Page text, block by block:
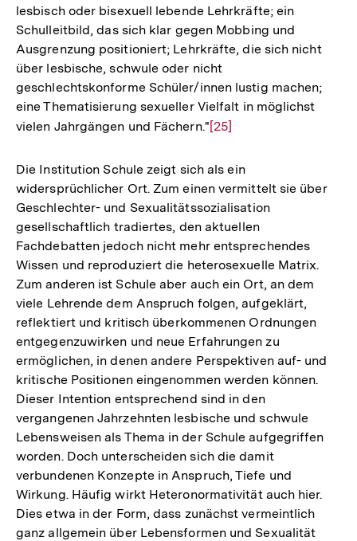
lesbisch oder bisexuell lebende Lehrkräfte; ein
Schulleitbild, das sich klar gegen Mobbing und
Ausgrenzung positioniert; Lehrkräfte, die sich nicht
über lesbische, schwule oder nicht
geschlechtskonforme Schüler/innen lustig machen;
eine Thematisierung sexueller Vielfalt in möglichst
vielen Jahrgängen und Fächern."Zur
der
Fußnote
[25]
Die Institution Schule zeigt sich als ein
widersprüchlicher Ort. Zum einen vermittelt sie über
Geschlechter- und Sexualitätssozialisation
gesellschaftlich tradiertes, den aktuellen
Fachdebatten jedoch nicht mehr entsprechendes
Wissen und reproduziert die heterosexuelle Matrix.
Zum anderen ist Schule aber auch ein Ort, an dem
viele Lehrende dem Anspruch folgen, aufgeklärt,
reflektiert und kritisch überkommenen Ordnungen
entgegenzuwirken und neue Erfahrungen zu
ermöglichen, in denen andere Perspektiven auf- und
kritische Positionen eingenommen werden können.
Dieser Intention entsprechend sind in den
vergangenen Jahrzehnten lesbische und schwule
Lebensweisen als Thema in der Schule aufgegriffen
worden. Doch unterscheiden sich die damit
verbundenen Konzepte in Anspruch, Tiefe und
Wirkung. Häufig wirkt Heteronormativität auch hier.
Dies etwa in der Form, dass zunächst vermeintlich
ganz allgemein über Lebensformen und Sexualität